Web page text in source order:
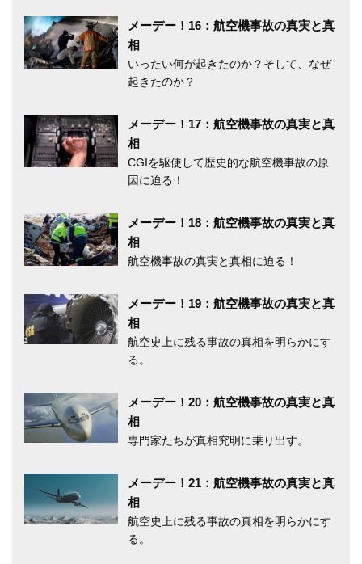
メーデー！16：航空機事故の真実と真
相
いったい何が起きたのか？そして、なぜ
起きたのか？
メーデー！17：航空機事故の真実と真
相
CGIを駆使して歴史的な航空機事故の原
因に迫る！
メーデー！18：航空機事故の真実と真
相
航空機事故の真実と真相に迫る！
メーデー！19：航空機事故の真実と真
相
航空史上に残る事故の真相を明らかにす
る。
メーデー！20：航空機事故の真実と真
相
専門家たちが真相究明に乗り出す。
メーデー！21：航空機事故の真実と真
相
航空史上に残る事故の真相を明らかにす
る。